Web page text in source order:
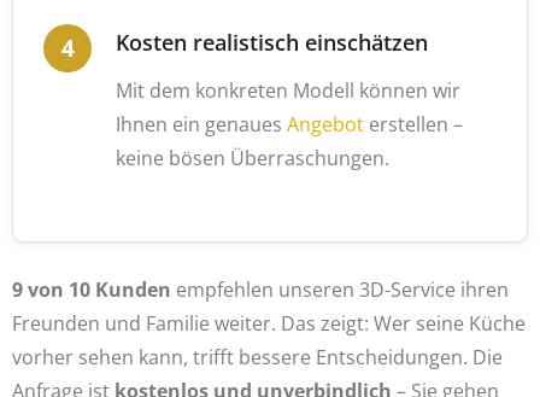
Kosten realistisch einschätzen
Mit dem konkreten Modell können wir
Ihnen ein genaues Angebot erstellen –
keine bösen Überraschungen.
9 von 10 Kunden empfehlen unseren 3D-Service ihren
Freunden und Familie weiter. Das zeigt: Wer seine Küche
vorher sehen kann, trifft bessere Entscheidungen. Die
Anfrage ist kostenlos und unverbindlich – Sie gehen